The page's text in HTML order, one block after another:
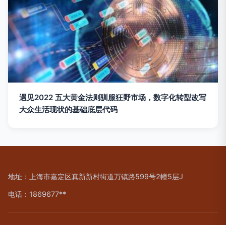
遇见2022 五大黄金法则驯服狂野市场，数字化转型改写
大众生活现状的基础底层代码
地址：上海市嘉定区真新新村街道万镇路599号2幢5层J
电话：1869677**